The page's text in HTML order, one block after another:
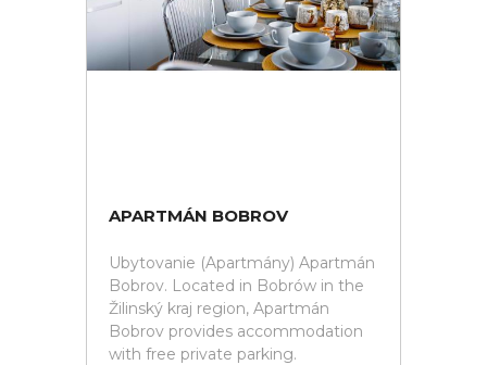
APARTMÁN BOBROV
Ubytovanie (Apartmány) Apartmán
Bobrov. Located in Bobrów in the
Žilinský kraj region, Apartmán
Bobrov provides accommodation
with free private parking.